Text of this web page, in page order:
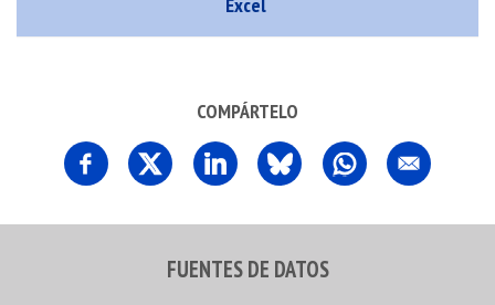
COMPÁRTELO
FUENTES DE DATOS